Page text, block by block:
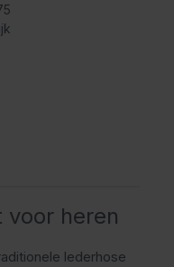
voor heren
lederhose